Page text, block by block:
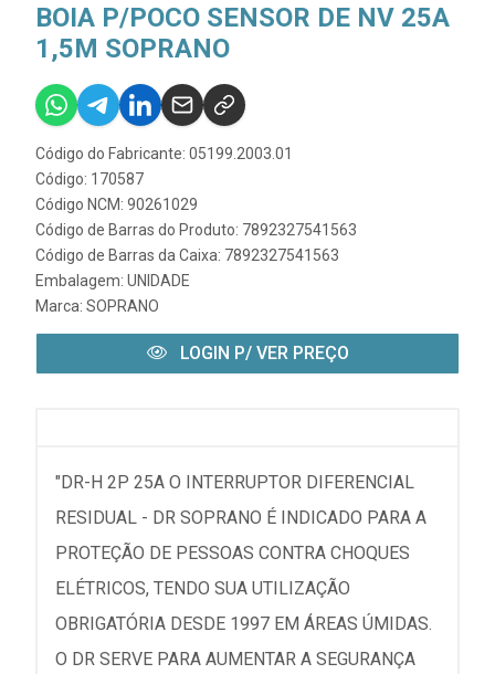
BOIA P/POCO SENSOR DE NV 25A
1,5M SOPRANO
Código do Fabricante: 05199.2003.01
Código: 170587
Código NCM: 90261029
Código de Barras do Produto: 7892327541563
Código de Barras da Caixa: 7892327541563
Embalagem: UNIDADE
Marca: SOPRANO
LOGIN P/ VER PREÇO
"DR-H 2P 25A O INTERRUPTOR DIFERENCIAL
RESIDUAL - DR SOPRANO É INDICADO PARA A
PROTEÇÃO DE PESSOAS CONTRA CHOQUES
ELÉTRICOS, TENDO SUA UTILIZAÇÃO
OBRIGATÓRIA DESDE 1997 EM ÁREAS ÚMIDAS.
O DR SERVE PARA AUMENTAR A SEGURANÇA